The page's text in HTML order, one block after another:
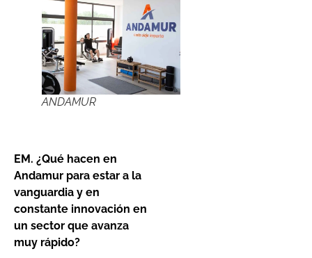
ANDAMUR
EM. ¿Qué hacen en
Andamur para estar a la
vanguardia y en
constante innovación en
un sector que avanza
muy rápido?